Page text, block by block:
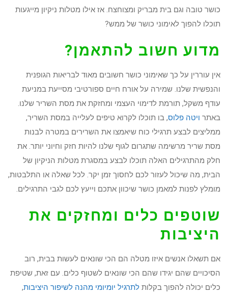
כושר טובה וגם בית מבריק ומצוחצח. אז אילו מטלות ניקיון מייגעות
תוכלו להפוך לאימוני כושר של ממש?
מדוע חשוב להתאמן?
אין עוררין על כך שאימוני כושר חשובים מאוד לבריאות הגופנית
והנפשית שלנו. שמירה על אורח חיים ספורטיבי מסייעת במניעת
עודף משקל, תורמת לדימוי העצמי ומחזקת את מסת השריר שלנו.
באתר ויטה פלוס, בו תוכלו לקרוא טיפים לעלייה במסת השריר,
ממליצים לבצע תרגילי כוח שיאמצו את השרירים במטרה לבנות
מסת שריר מרשימה שתגרום לגוף שלנו להיות חזק וחיוני יותר. את
חלק מהתרגילים האלה תוכלו לבצע במסגרת מטלות הניקיון של
הבית, מה שיכול לעזור לכם לחסוך זמן יקר. לכל שאלה או התלבטות,
מומלץ לפנות למאמן כושר שיכוון אתכם וייעץ לכם לגבי התרגילים.
שוטפים כלים ומחזקים את
היציבות
אם תשאלו אנשים איזו מטלה הם הכי שונאים לעשות בבית, רוב
הסיכויים שהם יגידו שהם הכי שונאים לשטוף כלים. עם זאת, שטיפת
כלים יכולה להפוך בקלות לתרגיל יומיומי מהנה לשיפור היציבות,